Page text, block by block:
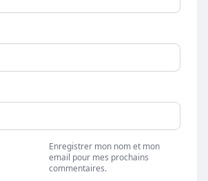
Enregistrer mon nom et mon
email pour mes prochains
commentaires.